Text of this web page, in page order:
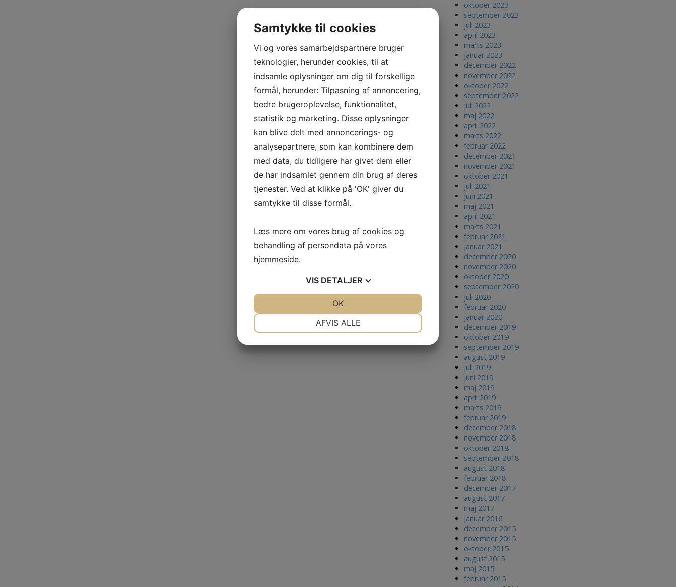
oktober 2023
september 2023
juli 2023
april 2023
marts 2023
januar 2023
december 2022
november 2022
oktober 2022
september 2022
juli 2022
maj 2022
april 2022
marts 2022
februar 2022
december 2021
november 2021
oktober 2021
juli 2021
juni 2021
maj 2021
april 2021
marts 2021
februar 2021
januar 2021
december 2020
november 2020
oktober 2020
september 2020
juli 2020
februar 2020
januar 2020
december 2019
oktober 2019
september 2019
august 2019
juli 2019
juni 2019
maj 2019
april 2019
marts 2019
februar 2019
december 2018
november 2018
oktober 2018
september 2018
august 2018
februar 2018
december 2017
august 2017
maj 2017
januar 2016
december 2015
november 2015
oktober 2015
august 2015
maj 2015
februar 2015
Samtykke til cookies
Vi og vores samarbejdspartnere bruger
teknologier, herunder cookies, til at
indsamle oplysninger om dig til forskellige
formål, herunder: Tilpasning af annoncering,
bedre brugeroplevelse, funktionalitet,
statistik og marketing. Disse oplysninger
kan blive delt med annoncerings- og
analysepartnere, som kan kombinere dem
med data, du tidligere har givet dem eller
de har indsamlet gennem din brug af deres
tjenester. Ved at klikke på 'OK' giver du
samtykke til disse formål.
Læs mere om vores brug af cookies og
behandling af persondata på vores
hjemmeside.
VIS DETALJER
AFVIS ALLE
OK